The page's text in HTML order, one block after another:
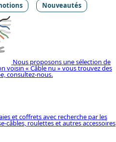
Nouveautés
Nous proposons une sélection de
voisin « Câble nu » vous trouvez des
consultez-nous.
et coffrets avec recherche par les
câbles, roulettes et autres accessoires